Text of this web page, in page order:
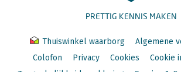
PRETTIG KENNIS MAKEN
Thuiswinkel waarborg
Algemene
Colofon
Privacy Cookies
Cookie